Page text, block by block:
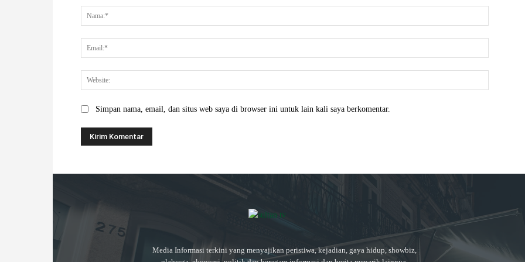
Simpan nama, email, dan situs web saya di browser ini untuk lain kali saya berkomentar.
Media Informasi terkini yang menyajikan peristiwa, kejadian, gaya hidup, showbiz,